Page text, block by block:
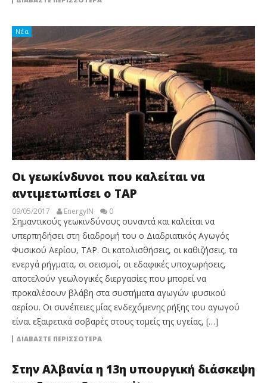
Νέα
Οι γεωκίνδυνοι που καλείται να
αντιμετωπίσει ο TAP
09/05/2017 EnergyIN 0
Σημαντικούς γεωκινδύνους συναντά και καλείται να
υπερπηδήσει στη διαδρομή του ο Διαδριατικός Αγωγός
Φυσικού Αερίου, TAP. Οι κατολισθήσεις, οι καθιζήσεις, τα
ενεργά ρήγματα, οι σεισμοί, οι εδαφικές υποχωρήσεις,
αποτελούν γεωλογικές διεργασίες που μπορεί να
προκαλέσουν βλάβη στα συστήματα αγωγών φυσικού
αερίου. Οι συνέπειες μίας ενδεχόμενης ρήξης του αγωγού
είναι εξαιρετικά σοβαρές στους τομείς της υγείας, […]
ΔΙΑΒΆΣΤΕ ΠΕΡΙΣΣΌΤΕΡΑ
Στην Αλβανία η 13η υπουργική διάσκεψη